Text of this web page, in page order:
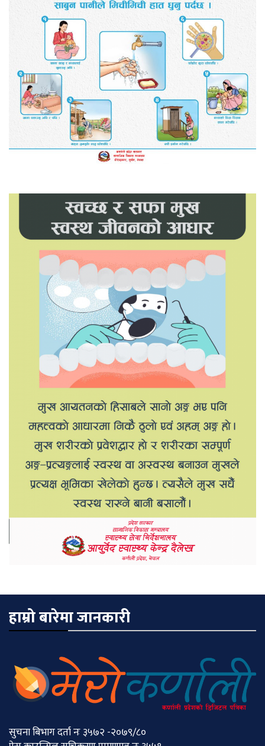
हाम्रो बारेमा जानकारी
सुचना बिभाग दर्ता नः ३५७२ -२०७९/८०